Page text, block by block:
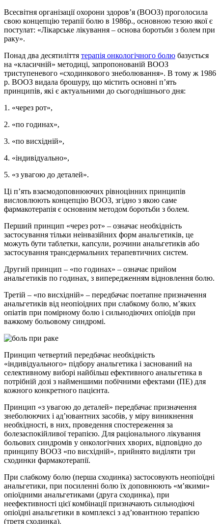
Всесвітня організації охорони здоров’я (ВООЗ) проголосила
свою концепцію терапії болю в 1986р., основною тезою якої є
постулат: «Лікарське лікування – основа боротьби з болем при
раку».
Понад два десятиліття терапія онкологічного болю базується
на «класичній» методиці, запропонованій ВООЗ
триступеневого «сходинкового знеболювання». В тому ж 1986
р. ВООЗ видала брошуру, що містить основні п’ять
принципів, які є актуальними до сьогоднішнього дня:
1. «через рот»,
2. «по годинах»,
3. «по висхідній»,
4. «індивідуально»,
5. «з увагою до деталей».
Ці п’ять взаємодоповнюючих рівноцінних принципів
висловлюють концепцію ВООЗ, згідно з якою саме
фармакотерапія є основним методом боротьби з болем.
Перший принцип «через рот» – означає необхідність
застосування тільки неінвазійних форм анальгетиків, це
можуть бути таблетки, капсули, розчини анальгетиків або
застосування трансдермальних терапевтичних систем.
Другий принцип – «по годинах» – означає прийом
анальгетиків по годинах, з випередженням відновлення болю.
Третій – «по висхідній» – передбачає поетапне призначення
анальгетиків від неопіоідних при слабкому болю, м’яких
опіатів при помірному болю і сильнодіючих опіоїдів при
важкому больовому синдромі.
Принцип четвертий передбачає необхідність
«індивідуального» підбору анальгетика і заснований на
селективному виборі найбільш ефективного анальгетика в
потрібній дозі з найменшими побічними ефектами (ПЕ) для
кожного конкретного пацієнта.
Принцип «з увагою до деталей» передбачає призначення
знеболюючих і ад’ювантних засобів, у міру виникнення
необхідності, в них, проведення спостереження за
болезаспокійливої терапією. Для раціонального лікування
больових синдромів у онкологічних хворих, відповідно до
принципу ВООЗ «по висхідній», прийнято виділяти три
сходинки фармакотерапії.
При слабкому болю (перша сходинка) застосовують неопіоїдні
анальгетики, при посиленні болю їх доповнюють «м’якими»
опіоїдними анальгетиками (друга сходинка), при
неефективності цієї комбінації призначають сильнодіючі
опіоїдні анальгетики в комплексі з ад’ювантною терапією
(третя сходинка).